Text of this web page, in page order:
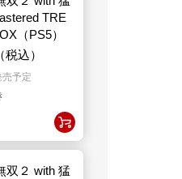
TRE
（PS5）
税込）
予定
双２ with 猛